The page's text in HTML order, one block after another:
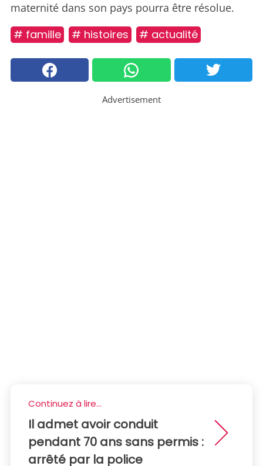
maternité dans son pays pourra être résolue.
# famille # histoires # actualité
Advertisement
Continuez à lire...
Il admet avoir conduit
pendant 70 ans sans permis :
arrêté par la police